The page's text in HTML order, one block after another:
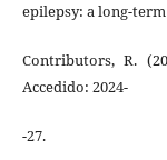
epilepsy: a long-
Contributors, R.
Accedido: 2024-
-27.